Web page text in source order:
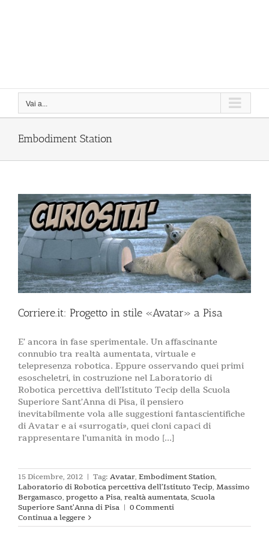
Vai a...
Embodiment Station
Corriere.it: Progetto in stile «Avatar» a Pisa
E’ ancora in fase sperimentale. Un affascinante
connubio tra realtà aumentata, virtuale e
telepresenza robotica. Eppure osservando quei primi
esoscheletri, in costruzione nel Laboratorio di
Robotica percettiva dell’Istituto Tecip della Scuola
Superiore Sant’Anna di Pisa, il pensiero
inevitabilmente vola alle suggestioni fantascientifiche
di Avatar e ai «surrogati», quei cloni capaci di
rappresentare l’umanità in modo [...]
15 Dicembre, 2012 | Tag: Avatar, Embodiment Station,
Laboratorio di Robotica percettiva dell’Istituto Tecip, Massimo
Bergamasco, progetto a Pisa, realtà aumentata, Scuola
Superiore Sant’Anna di Pisa | 0 Commenti
Continua a leggere